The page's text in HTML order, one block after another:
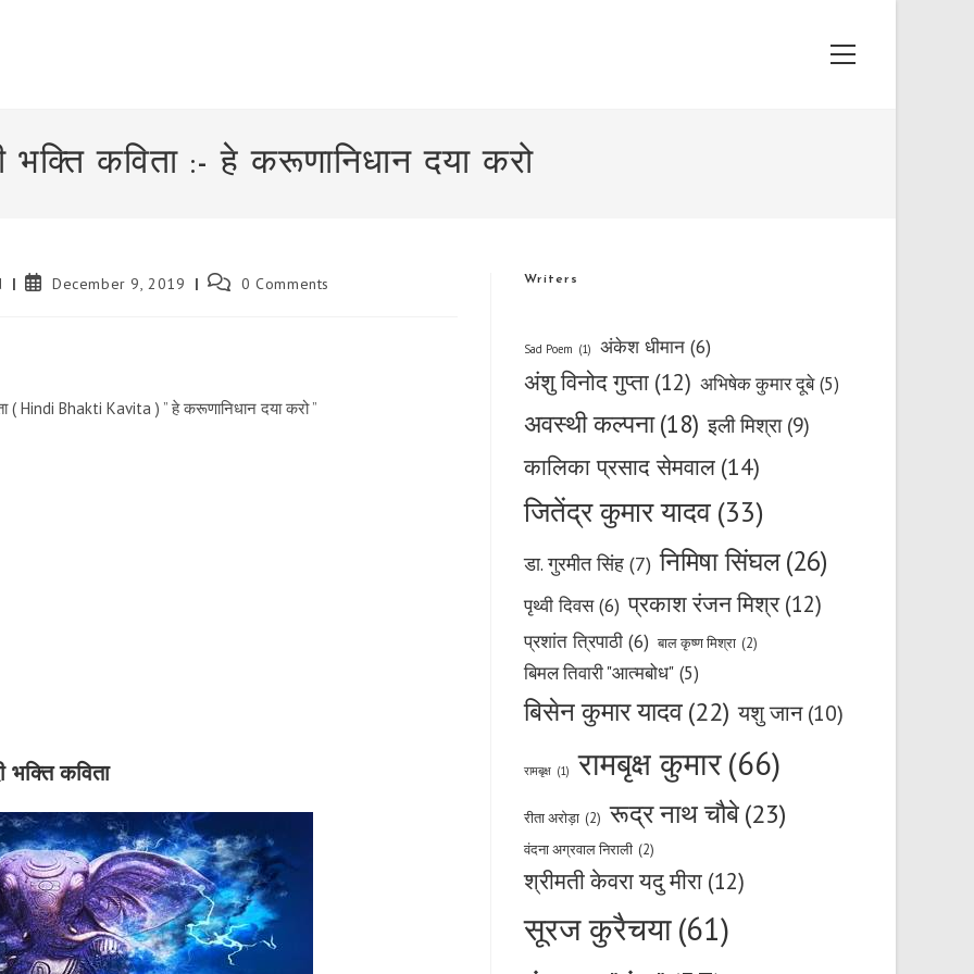
Main
भक्ति कविता :- हे करूणानिधान दया करो
PostDecember 9, 2019
Post 0 Comments
( Hindi Bhakti Kavita ) ” हे करूणानिधान दया करो ”
भक्ति कविता
Writers
Sad Poem (1) अंकेश धीमान (6)
अंशु विनोद गुप्ता (12) अभिषेक कुमार दूबे (5)
अवस्थी कल्पना (18) इली मिश्रा (9)
कालिका प्रसाद सेमवाल (14)
जितेंद्र कुमार यादव (33)
डा. गुरमीत सिंह (7) निमिषा सिंघल(26)
पृथ्वी दिवस (6) प्रकाश रंजन मिश्र (12)
प्रशांत त्रिपाठी (6) बाल कृष्ण मिश्रा (2)
बिमल तिवारी "आत्मबोध" (5)
बिसेन कुमार यादव(22) यशु जान (10)
रामबृक्ष (1) रामबृक्ष कुमार(66)
रीता अरोड़ा (2) रूद्र नाथ चौबे(23)
वंदना अग्रवाल निराली (2)
श्रीमती केवरा यदु मीरा (12)
सूरज कुरैचया(61)